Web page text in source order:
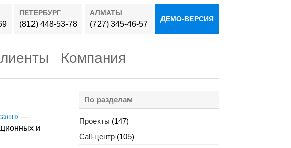
ПЕТЕРБУРГ
(812) 448-53-78
АЛМАТЫ
(727) 345-46-57
ДЕМО-ВЕРСИЯ
Компания
—
и
По разделам
Проекты (147)
Call-центр (105)